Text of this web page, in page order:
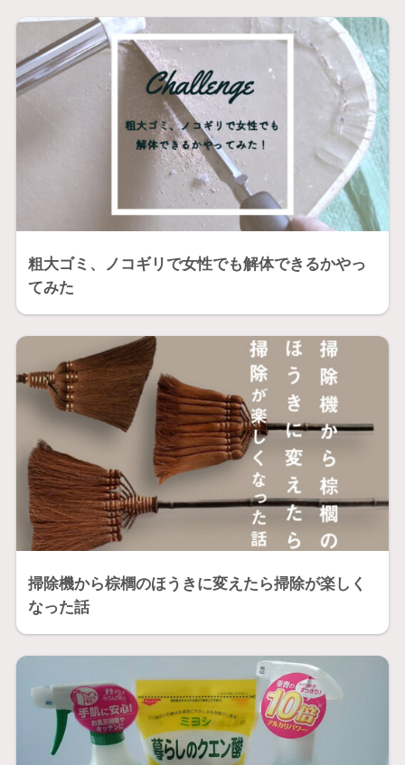
粗大ゴミ、ノコギリで女性でも解体できるかやっ
てみた
掃除機から棕櫚のほうきに変えたら掃除が楽しく
なった話